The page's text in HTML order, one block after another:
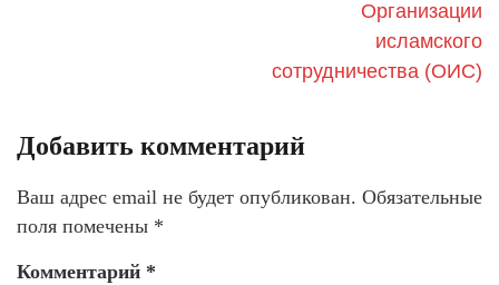
Организации
исламского
сотрудничества (ОИС)
Добавить комментарий
Ваш адрес email не будет опубликован. Обязательные
поля помечены *
Комментарий *